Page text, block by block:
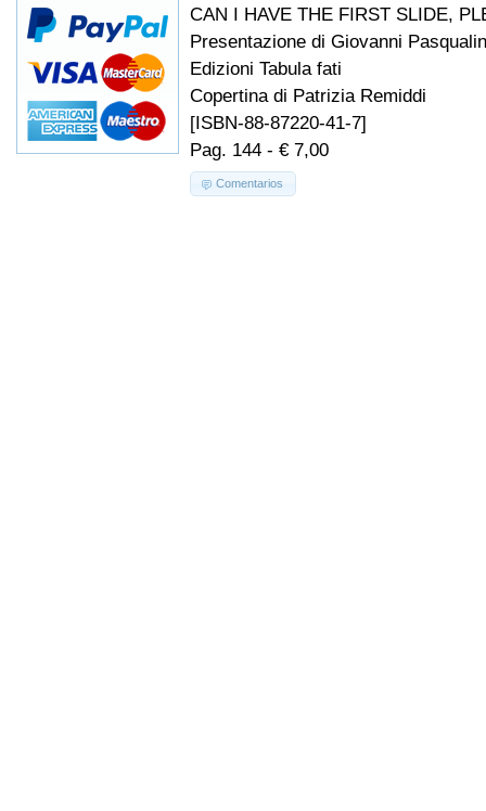
CAN I HAVE THE FIRST SLIDE,
Presentazione di Giovanni
Edizioni Tabula fati
Copertina di Patrizia Remiddi
[ISBN-88-87220-41-7]
Pag. 144 - € 7,00
Comentarios